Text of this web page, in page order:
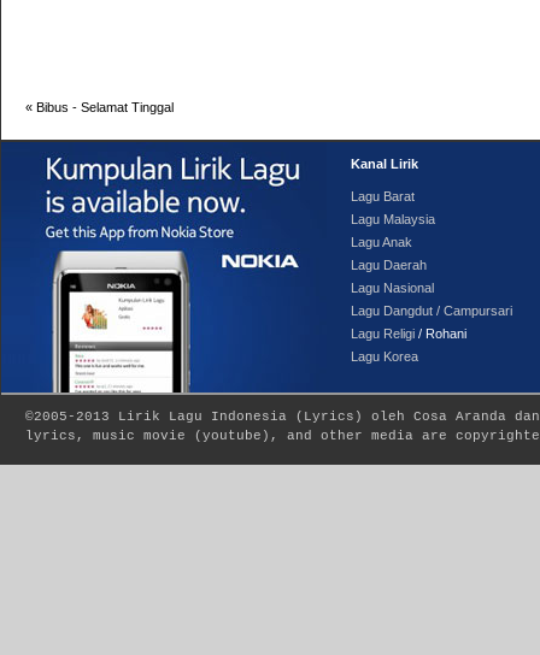
« Bibus - Selamat Tinggal
Kanal Lirik
Lagu Barat
Lagu Malaysia
Lagu Anak
Lagu Daerah
Lagu Nasional
Lagu Dangdut / Campursari
Lagu Religi / Rohani
Lagu Korea
©2005-2013 Lirik Lagu Indonesia ( Lyrics ) oleh Cosa Aranda
lyrics, music movie (youtube), and other media are